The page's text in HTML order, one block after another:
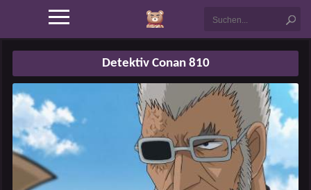
Detektiv Conan 810